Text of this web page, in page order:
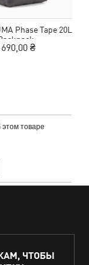
Phase Tape 20L
₴
товаре
ЧТОБЫ